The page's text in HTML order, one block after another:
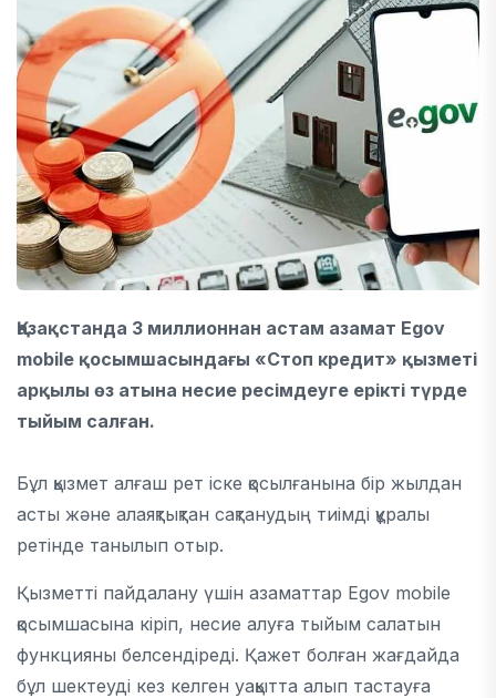
Қазақстанда 3 миллионнан астам азамат Egov
mobile қосымшасындағы «Стоп кредит» қызметі
арқылы өз атына несие ресімдеуге ерікті түрде
тыйым салған.
Бұл қызмет алғаш рет іске қосылғанына бір жылдан
асты және алаяқтықтан сақтанудың тиімді құралы
ретінде танылып отыр.
Қызметті пайдалану үшін азаматтар Egov mobile
қосымшасына кіріп, несие алуға тыйым салатын
функцияны белсендіреді. Қажет болған жағдайда
бұл шектеуді кез келген уақытта алып тастауға